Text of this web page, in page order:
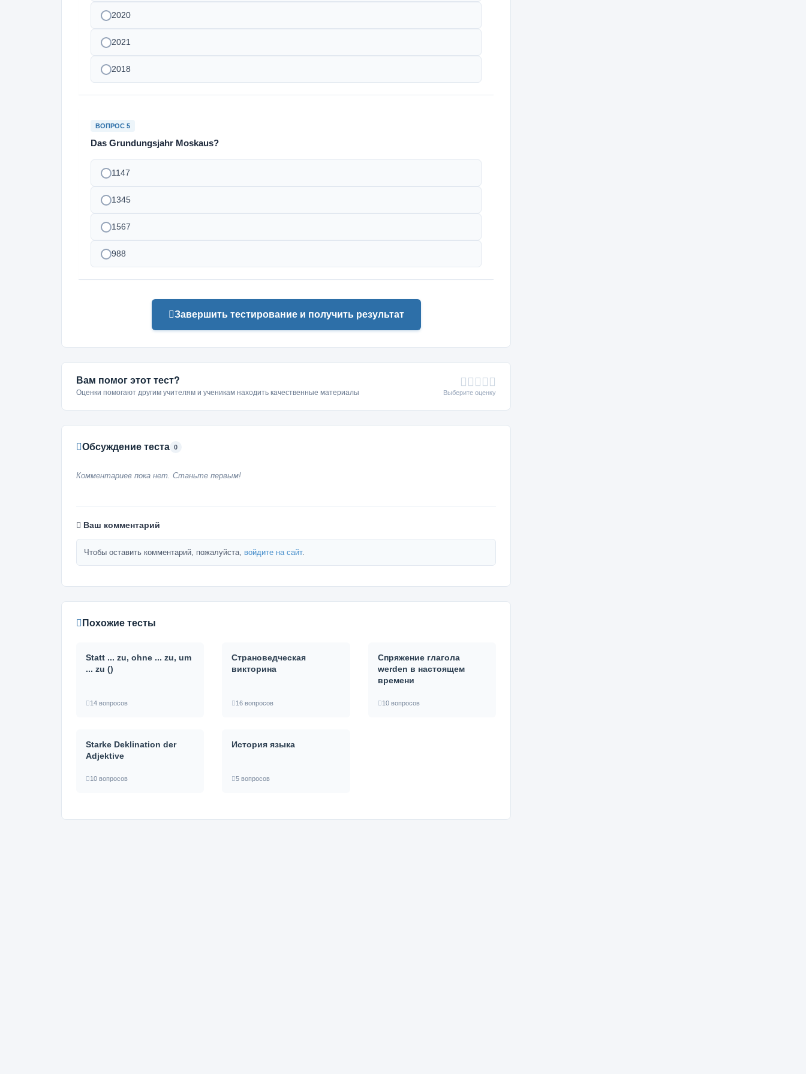
2020
2021
2018
ВОПРОС 5
Das Grundungsjahr Moskaus?
1147
1345
1567
988
Завершить тестирование и получить результат
Вам помог этот тест?
Оценки помогают другим учителям и ученикам находить качественные материалы Выберите оценку
Обсуждение теста 0
Комментариев пока нет. Станьте первым!
Ваш комментарий
Чтобы оставить комментарий, пожалуйста, войдите на сайт.
Похожие тесты
Statt ... zu, ohne ... zu, um
... zu ()
14 вопросов
Страноведческая
викторина
16 вопросов
Спряжение глагола
werden в настоящем
времени
10 вопросов
Starke Deklination der
Adjektive
10 вопросов
История языка
5 вопросов